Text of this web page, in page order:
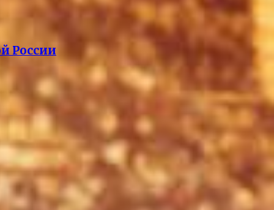
России